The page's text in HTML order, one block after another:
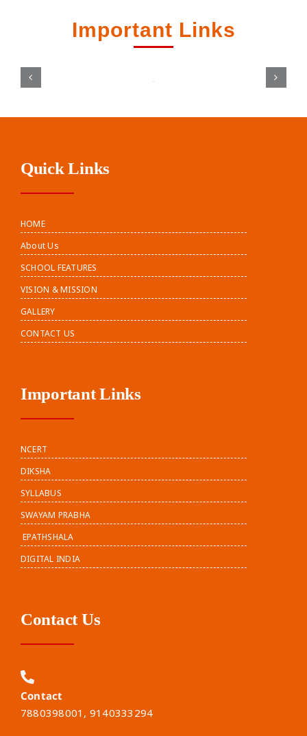
Important Links
Quick Links
HOME
About Us
SCHOOL FEATURES
VISION & MISSION
GALLERY
CONTACT US
Important Links
NCERT
DIKSHA
SYLLABUS
SWAYAM PRABHA
EPATHSHALA
DIGITAL INDIA
Contact Us
Contact
7880398001, 9140333294